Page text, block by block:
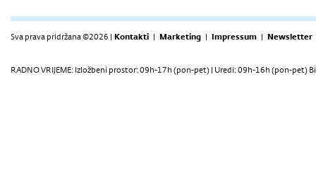
Sva prava pridržana ©2026 | Kontakti | Marketing | Impressum | Newsletter
RADNO VRIJEME: Izložbeni prostor: 09h-17h (pon-pet) | Uredi: 09h-16h (pon-pet)